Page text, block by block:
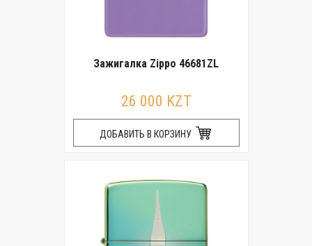
Зажигалка Zippo 46681ZL
26 000 KZT
ДОБАВИТЬ В КОРЗИНУ